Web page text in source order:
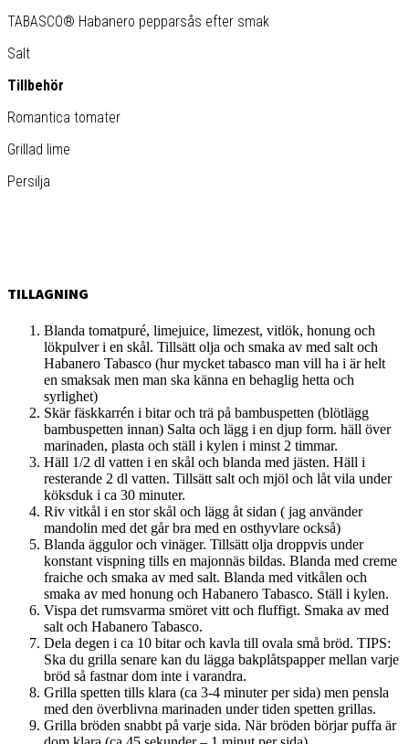
TABASCO® Habanero pepparsås efter smak
Salt
Tillbehör
Romantica tomater
Grillad lime
Persilja
TILLAGNING
Blanda tomatpuré, limejuice, limezest, vitlök, honung och
lökpulver i en skål. Tillsätt olja och smaka av med salt och
Habanero Tabasco (hur mycket tabasco man vill ha i är helt
en smaksak men man ska känna en behaglig hetta och
syrlighet)
Skär fäskkarrén i bitar och trä på bambuspetten (blötlägg
bambuspetten innan) Salta och lägg i en djup form. häll över
marinaden, plasta och ställ i kylen i minst 2 timmar.
Häll 1/2 dl vatten i en skål och blanda med jästen. Häll i
resterande 2 dl vatten. Tillsätt salt och mjöl och låt vila under
köksduk i ca 30 minuter.
Riv vitkål i en stor skål och lägg åt sidan ( jag använder
mandolin med det går bra med en osthyvlare också)
Blanda äggulor och vinäger. Tillsätt olja droppvis under
konstant vispning tills en majonnäs bildas. Blanda med creme
fraiche och smaka av med salt. Blanda med vitkålen och
smaka av med honung och Habanero Tabasco. Ställ i kylen.
Vispa det rumsvarma smöret vitt och fluffigt. Smaka av med
salt och Habanero Tabasco.
Dela degen i ca 10 bitar och kavla till ovala små bröd. TIPS:
Ska du grilla senare kan du lägga bakplåtspapper mellan varje
bröd så fastnar dom inte i varandra.
Grilla spetten tills klara (ca 3-4 minuter per sida) men pensla
med den överblivna marinaden under tiden spetten grillas.
Grilla bröden snabbt på varje sida. När bröden börjar puffa är